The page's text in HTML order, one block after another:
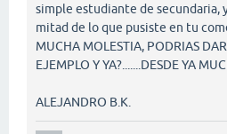
simple estudiante de secundaria,
mitad de lo que pusiste en tu
MUCHA MOLESTIA, PODRIAS
EJEMPLO Y YA?.......DESDE YA
ALEJANDRO B.K.